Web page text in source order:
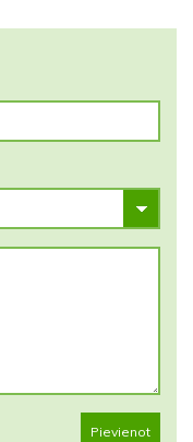
Pievienot